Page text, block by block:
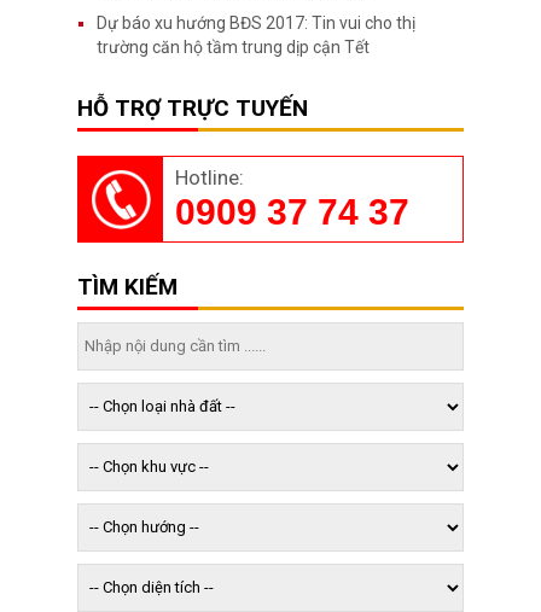
Dự báo xu hướng BĐS 2017: Tin vui cho thị
trường căn hộ tầm trung dịp cận Tết
HỖ TRỢ TRỰC TUYẾN
Hotline:
0909 37 74 37
TÌM KIẾM